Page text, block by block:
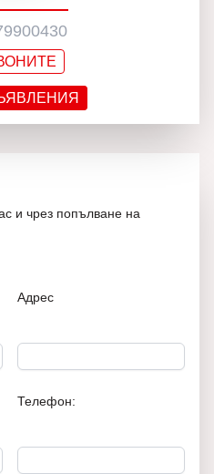
и чрез попълване на
Адрес
Телефон: